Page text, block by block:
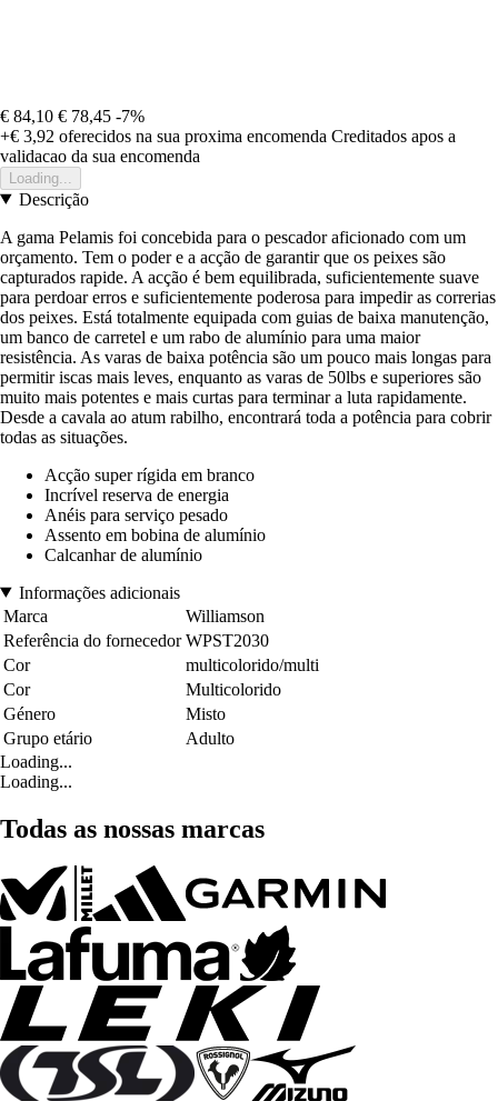
€ 84,10 € 78,45 -7%
+€ 3,92 oferecidos na sua proxima encomenda Creditados apos a
validacao da sua encomenda
Loading...
Descrição
A gama Pelamis foi concebida para o pescador aficionado com um
orçamento. Tem o poder e a acção de garantir que os peixes são
capturados rapide. A acção é bem equilibrada, suficientemente suave
para perdoar erros e suficientemente poderosa para impedir as correrias
dos peixes. Está totalmente equipada com guias de baixa manutenção,
um banco de carretel e um rabo de alumínio para uma maior
resistência. As varas de baixa potência são um pouco mais longas para
permitir iscas mais leves, enquanto as varas de 50lbs e superiores são
muito mais potentes e mais curtas para terminar a luta rapidamente.
Desde a cavala ao atum rabilho, encontrará toda a potência para cobrir
todas as situações.
Acção super rígida em branco
Incrível reserva de energia
Anéis para serviço pesado
Assento em bobina de alumínio
Calcanhar de alumínio
Informações adicionais
Marca
Williamson
Referência do fornecedor WPST2030
Cor
multicolorido/multi
Cor
Multicolorido
Género
Misto
Grupo etário
Adulto
Loading...
Loading...
Todas as nossas marcas